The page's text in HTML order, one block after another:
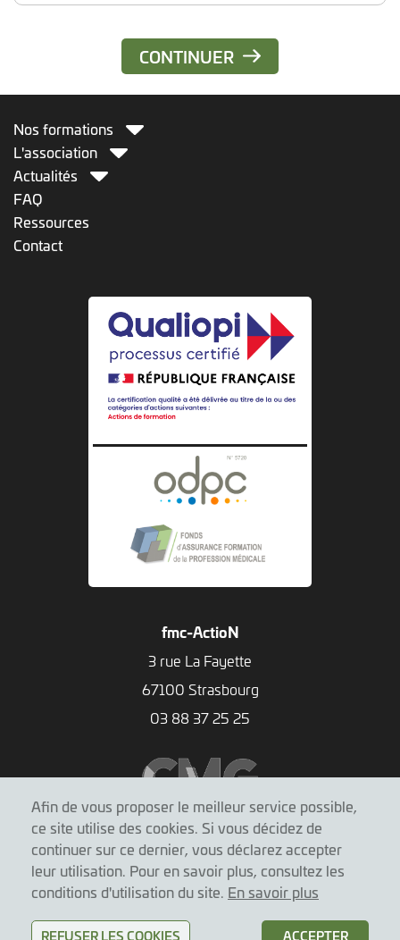
Nos formations
L'association
Actualités
FAQ
Ressources
Contact
fmc-ActioN
3 rue La Fayette
67100 Strasbourg
03 88 37 25 25
Afin de vous proposer le meilleur service possible,
ce site utilise des cookies. Si vous décidez de
continuer sur ce dernier, vous déclarez accepter
leur utilisation. Pour en savoir plus, consultez les
conditions d'utilisation du site. En savoir plus
ACCEPTER
REFUSER LES COOKIES